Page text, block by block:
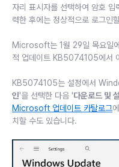
자리 표시자를 선택하여 암호
력한 후에는 정상적으로 로그인
Microsoft는 1월 29일 목요일
적 업데이트 KB5074105에서
KB5074105는 설정에서
인'을 선택한 다음 '다운로드 및
Microsoft 업데이트 카탈로그
치할 수도 있습니다.